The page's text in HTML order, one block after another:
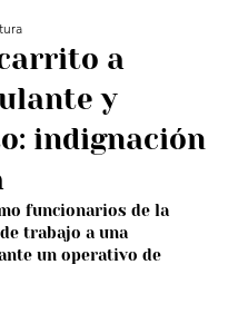
a
y
indignación
funcionarios de la
trabajo a una
un operativo de